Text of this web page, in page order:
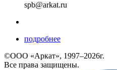
spb@arkat.ru
подробнее
©ООО «Аркат», 1997–2026г.
Все права защищены.